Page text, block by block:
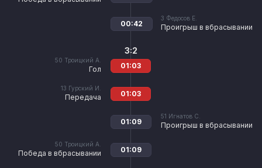
3 Федосов Е.
Проигрыш в вбрасывании
00:42
50 Троицкий А.
Гол
3:2
01:03
13 Гурский И.
Передача 01:03
51 Игнатов С.
Проигрыш в вбрасывании
01:09
50 Троицкий А.
Победа в вбрасывании 01:09